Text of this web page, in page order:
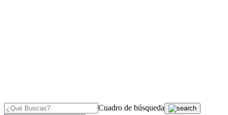
Cuadro de búsqueda
OJO